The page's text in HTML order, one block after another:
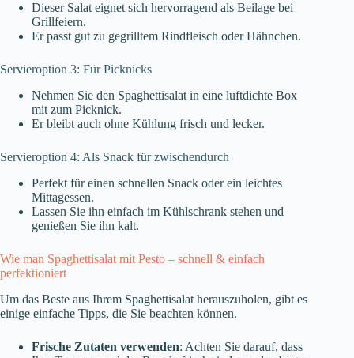
Dieser Salat eignet sich hervorragend als Beilage bei
Grillfeiern.
Er passt gut zu gegrilltem Rindfleisch oder Hähnchen.
Servieroption 3: Für Picknicks
Nehmen Sie den Spaghettisalat in eine luftdichte Box
mit zum Picknick.
Er bleibt auch ohne Kühlung frisch und lecker.
Servieroption 4: Als Snack für zwischendurch
Perfekt für einen schnellen Snack oder ein leichtes
Mittagessen.
Lassen Sie ihn einfach im Kühlschrank stehen und
genießen Sie ihn kalt.
Wie man Spaghettisalat mit Pesto – schnell & einfach
perfektioniert
Um das Beste aus Ihrem Spaghettisalat herauszuholen, gibt es
einige einfache Tipps, die Sie beachten können.
Frische Zutaten verwenden: Achten Sie darauf, dass